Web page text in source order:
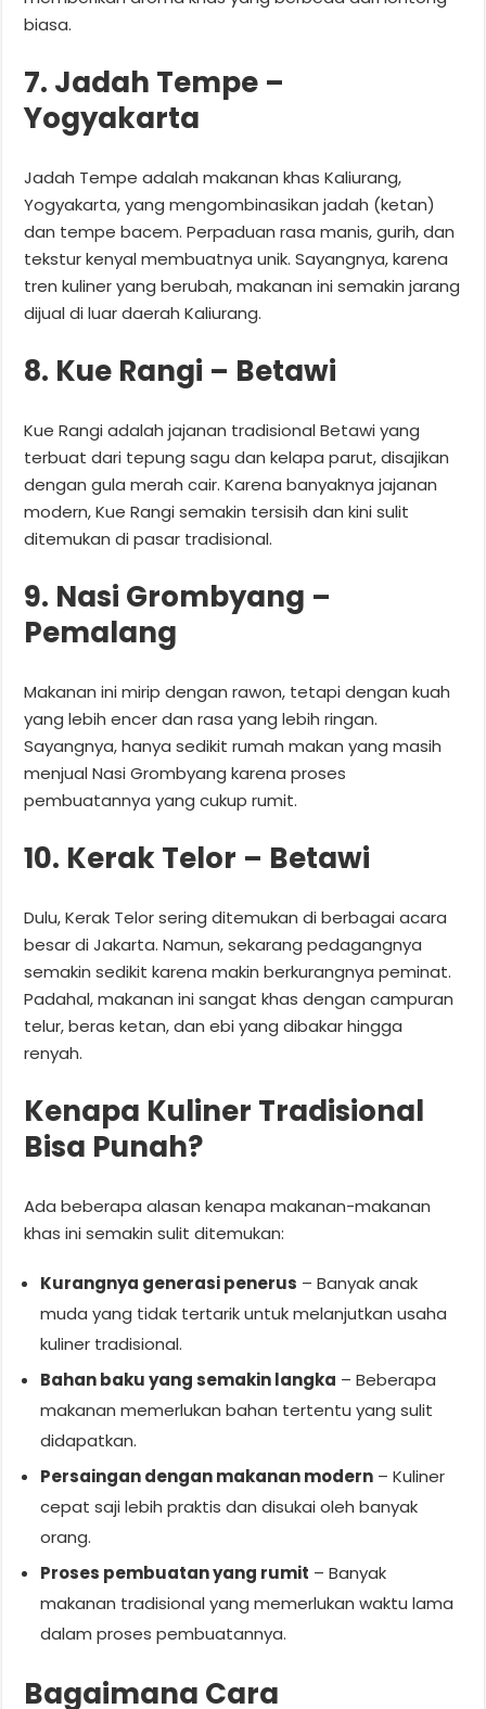
biasa.
7. Jadah Tempe –
Yogyakarta
Jadah Tempe adalah makanan khas Kaliurang,
Yogyakarta, yang mengombinasikan jadah (ketan)
dan tempe bacem. Perpaduan rasa manis, gurih, dan
tekstur kenyal membuatnya unik. Sayangnya, karena
tren kuliner yang berubah, makanan ini semakin jarang
dijual di luar daerah Kaliurang.
8. Kue Rangi – Betawi
Kue Rangi adalah jajanan tradisional Betawi yang
terbuat dari tepung sagu dan kelapa parut, disajikan
dengan gula merah cair. Karena banyaknya jajanan
modern, Kue Rangi semakin tersisih dan kini sulit
ditemukan di pasar tradisional.
9. Nasi Grombyang –
Pemalang
Makanan ini mirip dengan rawon, tetapi dengan kuah
yang lebih encer dan rasa yang lebih ringan.
Sayangnya, hanya sedikit rumah makan yang masih
menjual Nasi Grombyang karena proses
pembuatannya yang cukup rumit.
10. Kerak Telor – Betawi
Dulu, Kerak Telor sering ditemukan di berbagai acara
besar di Jakarta. Namun, sekarang pedagangnya
semakin sedikit karena makin berkurangnya peminat.
Padahal, makanan ini sangat khas dengan campuran
telur, beras ketan, dan ebi yang dibakar hingga
renyah.
Kenapa Kuliner Tradisional
Bisa Punah?
Ada beberapa alasan kenapa makanan-makanan
khas ini semakin sulit ditemukan:
Kurangnya generasi penerus – Banyak anak
muda yang tidak tertarik untuk melanjutkan usaha
kuliner tradisional.
Bahan baku yang semakin langka – Beberapa
makanan memerlukan bahan tertentu yang sulit
didapatkan.
Persaingan dengan makanan modern – Kuliner
cepat saji lebih praktis dan disukai oleh banyak
orang.
Proses pembuatan yang rumit – Banyak
makanan tradisional yang memerlukan waktu lama
dalam proses pembuatannya.
Bagaimana Cara